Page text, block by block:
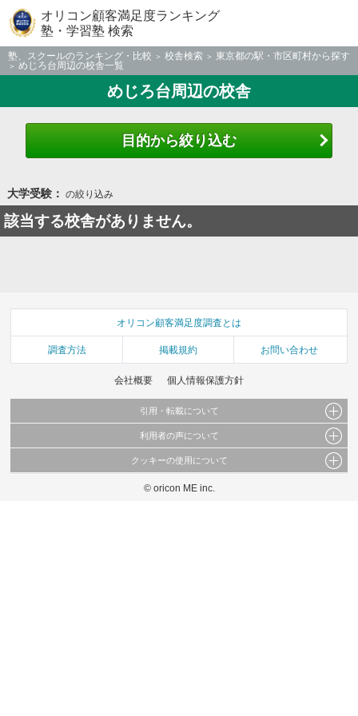
オリコン顧客満足度ランキング
塾・学習塾 検索
塾、スクールのランキング・比較 校舎検索
東京都の駅・市区町村から探す
めじろ台周辺の校舎一覧
めじろ台周辺の校舎
目的から絞り込む
大学受験： の絞り込み
該当する校舎がありません。
オリコン顧客満足度調査とは
調査方法 掲載規約 お問い合わせ
会社概要 個人情報保護方針
引用・転載について
当サイトで公開されている情報（文字、写真、イラスト、画像データ等）及びこれらの配
これらの情報を権利者の許可なく無断転載・複製などの二次利用を行うことは固く禁じて
利用者の声について
当サイトに掲載している内容はすべてサービスの利用者が提出された見解・感想です。
弊社の見解・ 意見ではないことをご理解いただいた上でご覧ください。
クッキーの使用について
このサイトでは Cookie を使用して、ユーザーに合わせたコンテンツや広告の表示、ソー
© oricon ME inc.